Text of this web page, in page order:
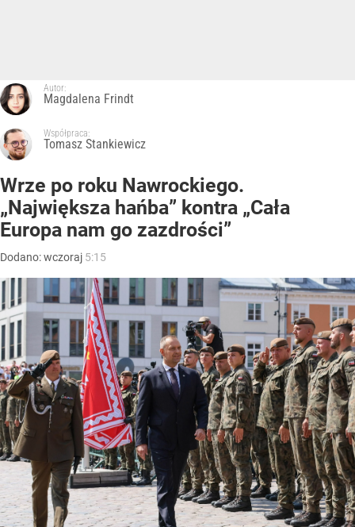
Autor:
Magdalena Frindt
Współpraca:
Tomasz Stankiewicz
Wrze po roku Nawrockiego.
„Największa hańba” kontra „Cała
Europa nam go zazdrości”
Dodano:wczoraj 5:15